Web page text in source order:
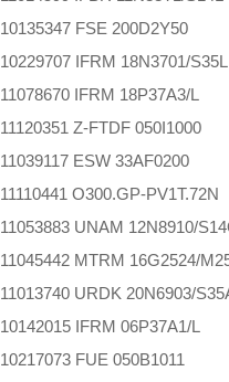
10135347 FSE 200D2Y50
10229707 IFRM 18N3701/S35L
11078670 IFRM 18P37A3/L
11120351 Z-FTDF 050I1000
11039117 ESW 33AF0200
11110441 O300.GP-PV1T.72N
11053883 UNAM 12N8910/
11045442 MTRM 16G2524/
11013740 URDK 20N6903/
10142015 IFRM 06P37A1/L
10217073 FUE 050B1011